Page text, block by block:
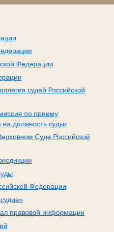
Федерации
судей Российской
по приему
должность судьи
Суде Российской
Федерации
правовой информации